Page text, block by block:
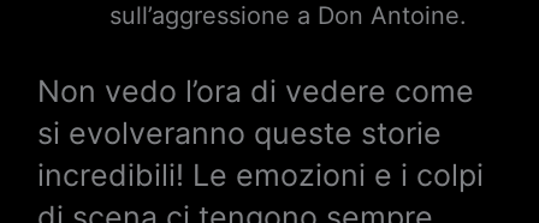
sull’aggressione a Don Antoine.
Non vedo l’ora di vedere come
si evolveranno queste storie
incredibili! Le emozioni e i colpi